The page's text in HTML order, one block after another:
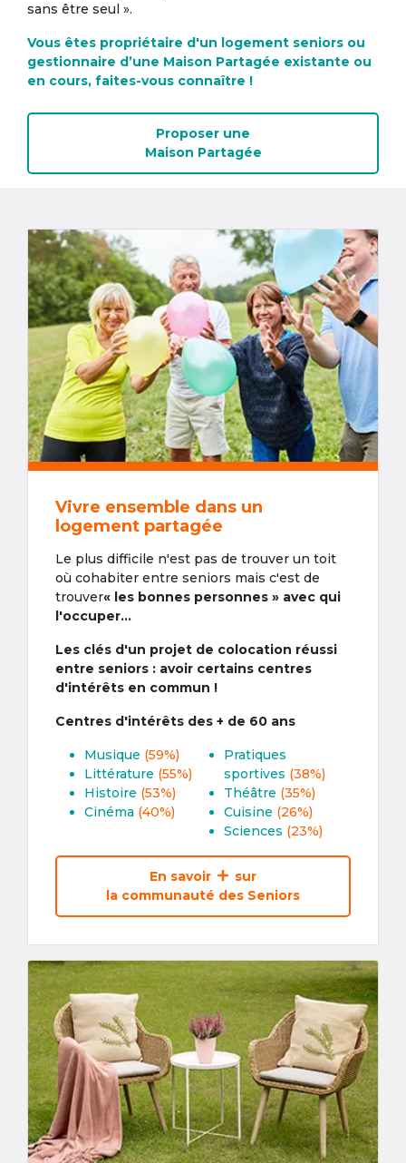
sans être seul ».
Vous êtes propriétaire d'un logement seniors ou
gestionnaire d’une Maison Partagée existante ou
en cours, faites-vous connaître !
Proposer une
Maison Partagée
Vivre ensemble dans un
logement partagée
Le plus difficile n'est pas de trouver un toit
où cohabiter entre seniors mais c'est de
trouver« les bonnes personnes » avec qui
l'occuper...
Les clés d'un projet de colocation réussi
entre seniors : avoir certains centres
d'intérêts en commun !
Centres d'intérêts des + de 60 ans
Musique (59%)
Littérature (55%)
Histoire (53%)
Cinéma (40%)
Pratiques
sportives (38%)
Théâtre (35%)
Cuisine (26%)
Sciences (23%)
En savoir
sur
la communauté des Seniors